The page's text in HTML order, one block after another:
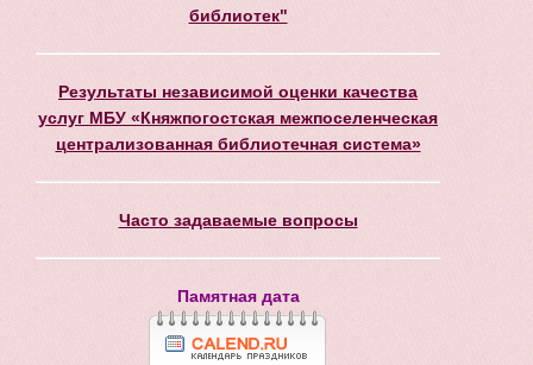
библиотек"
Результаты независимой оценки качества
услуг МБУ «Княжпогостская межпоселенческая
централизованная библиотечная система»
Часто задаваемые вопросы
Памятная дата